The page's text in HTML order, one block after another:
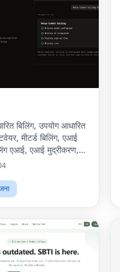
बिलिंग, उपयोग आधारित
मीटर्ड बिलिंग, एआई
एआई, एआई मुद्रीकरण,
मूल्य निर्धारण, उपयोग